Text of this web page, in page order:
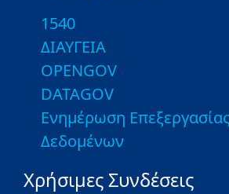
1540
ΔΙΑΥΓΕΙΑ
OPENGOV
DATAGOV
Ενημέρωση
Δεδομένων
Χρήσιμες Συνδέσεις